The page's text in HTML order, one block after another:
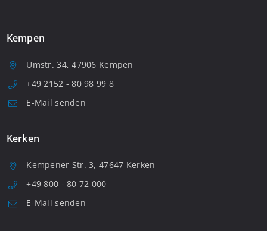
Kempen
Umstr. 34, 47906 Kempen
+49 2152 - 80 98 99 8
E-Mail senden
Kerken
Kempener Str. 3, 47647 Kerken
+49 800 - 80 72 000
E-Mail senden